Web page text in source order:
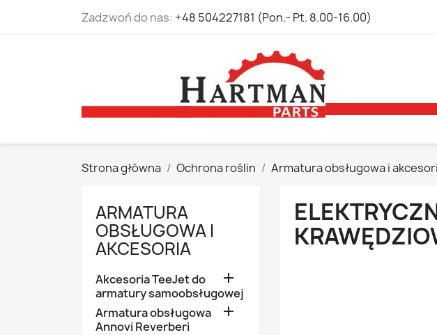
Zadzwoń do nas: +48 504227181 (Pon.- Pt. 8.00-16.00)
Strona główna Ochrona roślin Armatura obsługowa i
ARMATURA
OBSŁUGOWA I
AKCESORIA
Akcesoria TeeJet do
armatury samoobsługowej

Armatura obsługowa
Annovi Reverberi
